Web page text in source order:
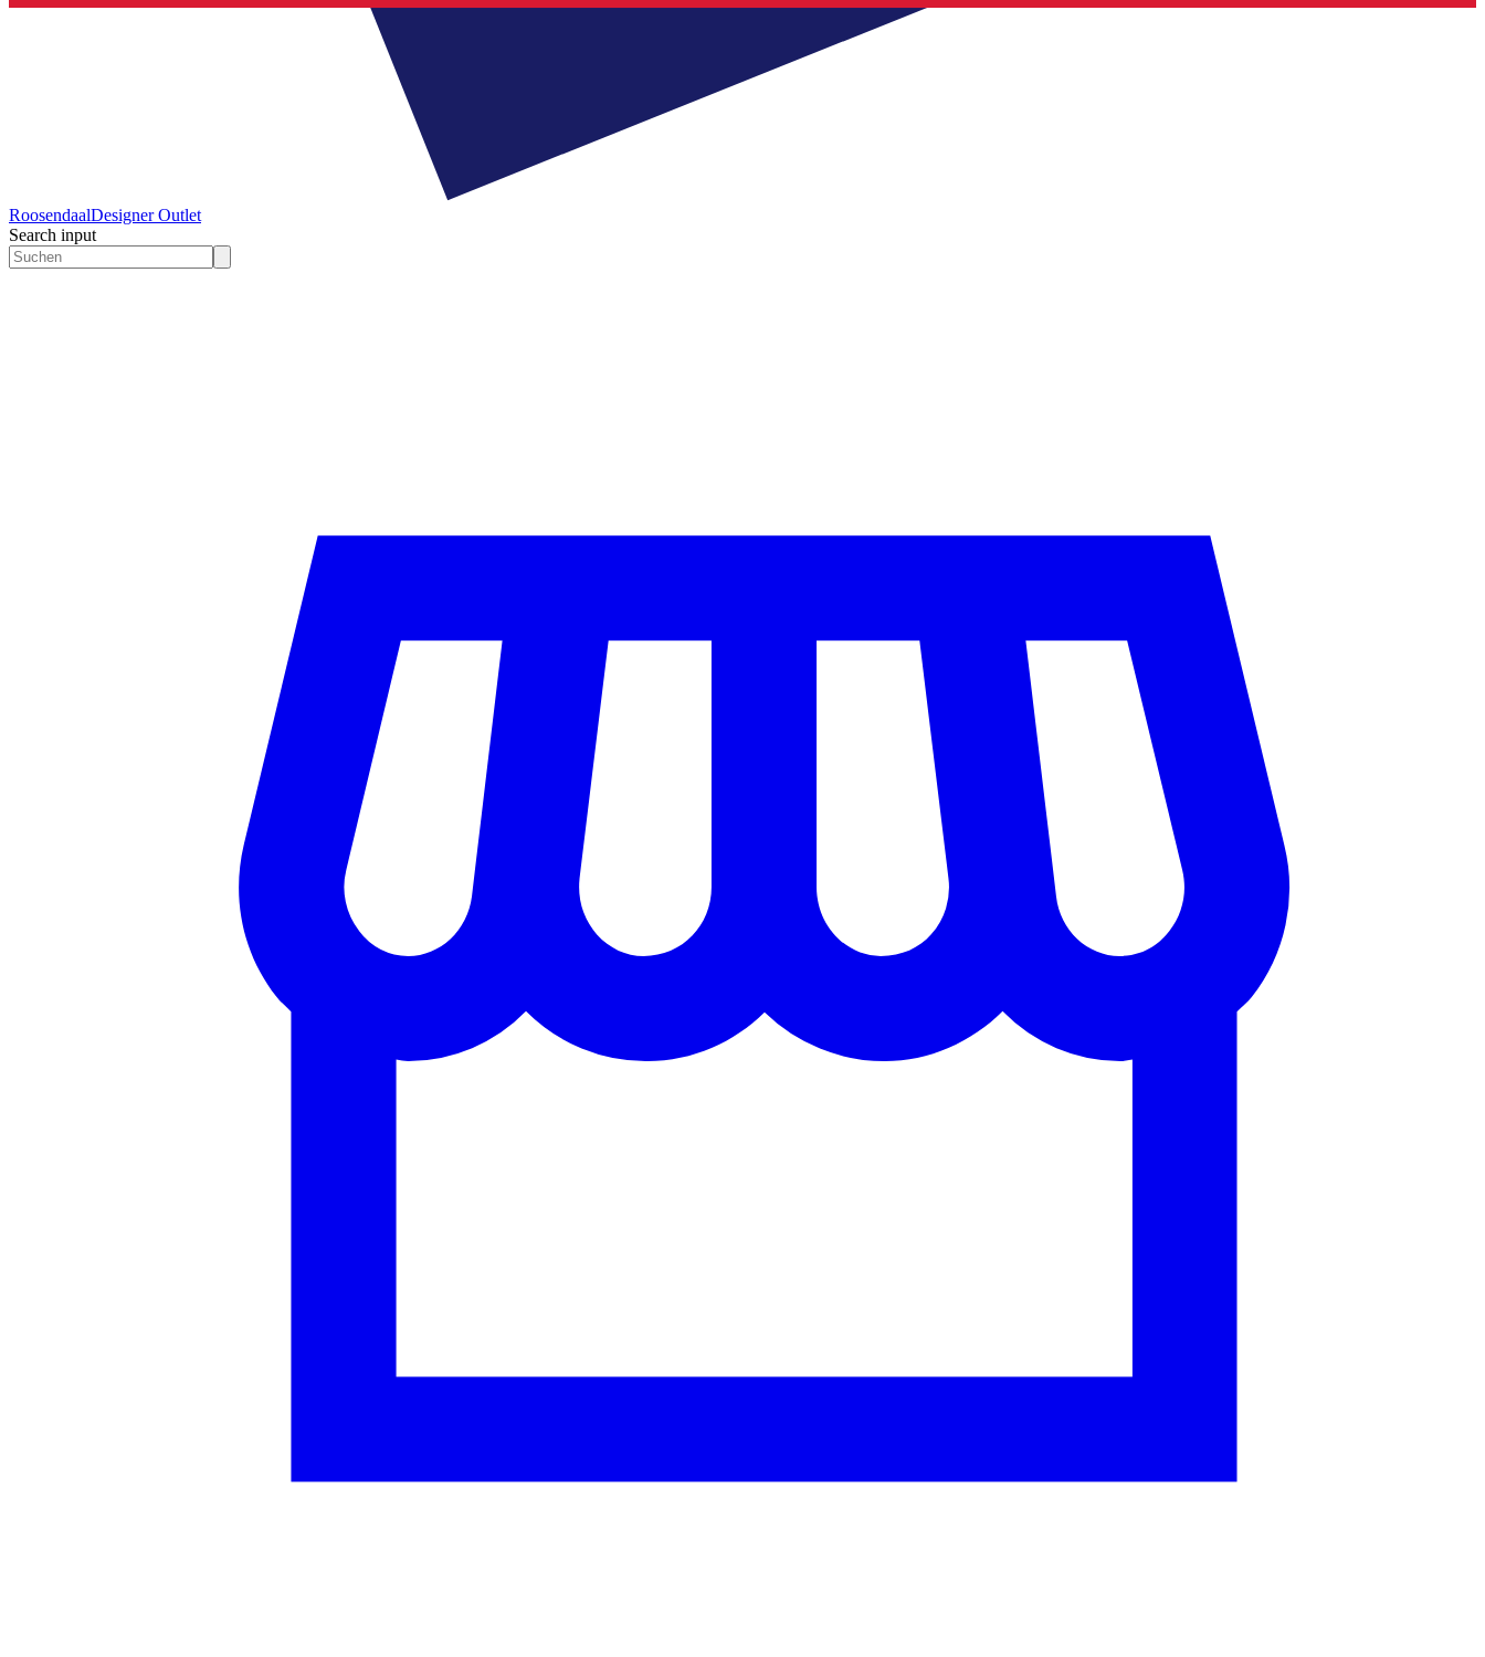
RoosendaalDesigner Outlet
Search input